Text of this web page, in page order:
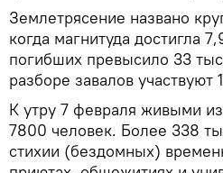
Землетрясение названо
когда магнитуда достигла
погибших превысило 33
разборе завалов участвуют
К утру 7 февраля живыми
7800 человек. Более 338
стихии (бездомных)